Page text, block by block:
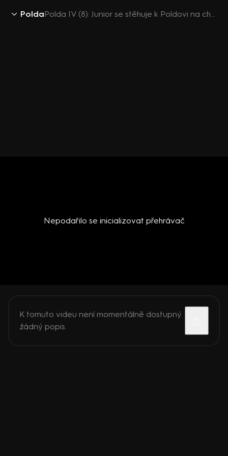
Polda Polda IV (8): Junior se stěhuje k Poldovi na chatu
Nepodařilo se inicializovat přehrávač
K tomuto videu není momentálně dostupný
žádný popis.